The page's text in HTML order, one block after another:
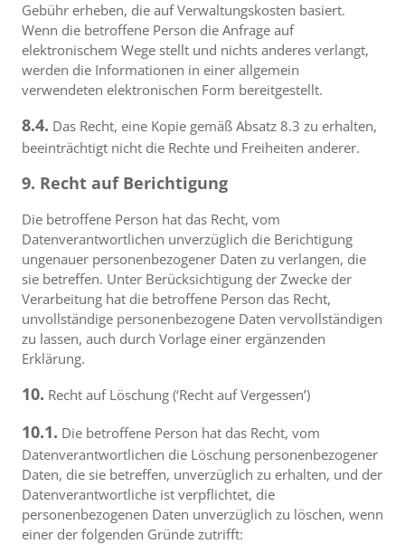
Gebühr erheben, die auf Verwaltungskosten basiert.
Wenn die betroffene Person die Anfrage auf
elektronischem Wege stellt und nichts anderes verlangt,
werden die Informationen in einer allgemein
verwendeten elektronischen Form bereitgestellt.
8.4. Das Recht, eine Kopie gemäß Absatz 8.3 zu erhalten,
beeinträchtigt nicht die Rechte und Freiheiten anderer.
9. Recht auf Berichtigung
Die betroffene Person hat das Recht, vom
Datenverantwortlichen unverzüglich die Berichtigung
ungenauer personenbezogener Daten zu verlangen, die
sie betreffen. Unter Berücksichtigung der Zwecke der
Verarbeitung hat die betroffene Person das Recht,
unvollständige personenbezogene Daten vervollständigen
zu lassen, auch durch Vorlage einer ergänzenden
Erklärung.
10. Recht auf Löschung (‘Recht auf Vergessen’)
10.1. Die betroffene Person hat das Recht, vom
Datenverantwortlichen die Löschung personenbezogener
Daten, die sie betreffen, unverzüglich zu erhalten, und der
Datenverantwortliche ist verpflichtet, die
personenbezogenen Daten unverzüglich zu löschen, wenn
einer der folgenden Gründe zutrifft: